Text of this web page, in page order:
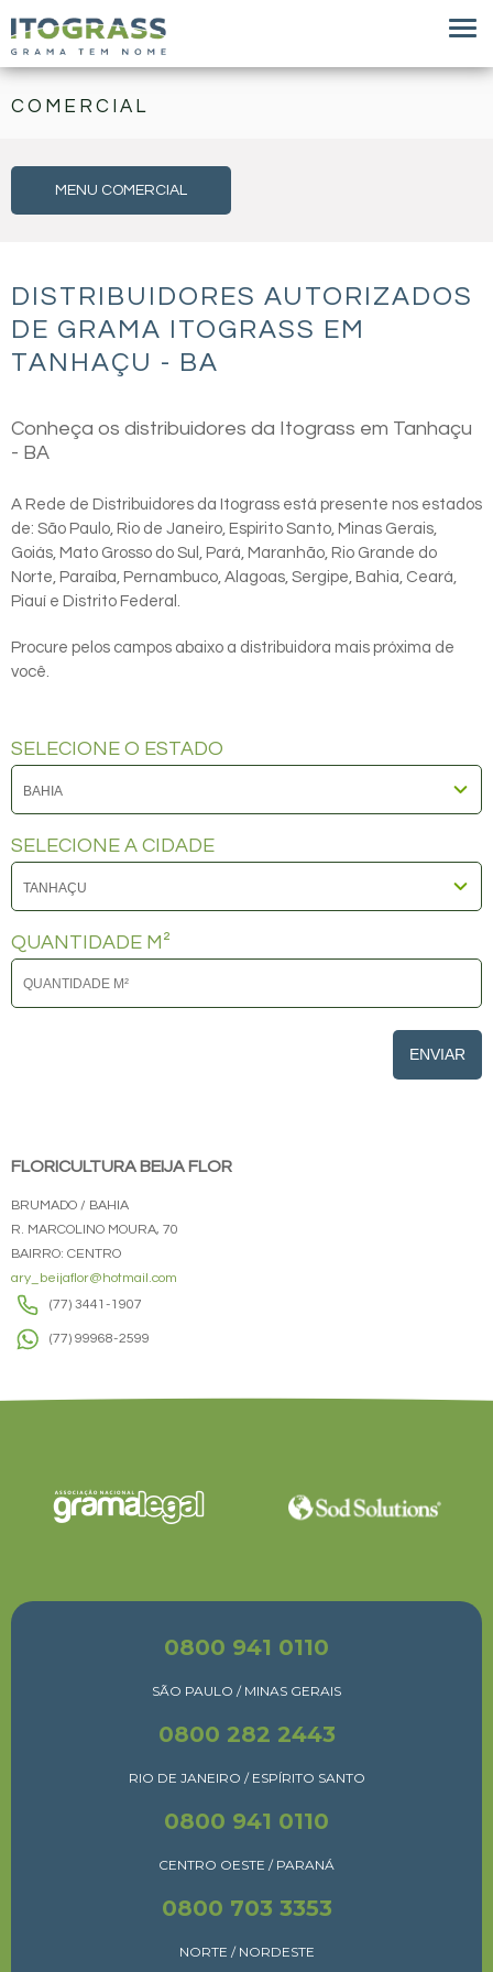
COMERCIAL
MENU COMERCIAL
DISTRIBUIDORES AUTORIZADOS
DE GRAMA ITOGRASS EM
TANHAÇU - BA
Conheça os distribuidores da Itograss em Tanhaçu
- BA
A Rede de Distribuidores da Itograss está presente nos estados
de: São Paulo, Rio de Janeiro, Espirito Santo, Minas Gerais,
Goiás, Mato Grosso do Sul, Pará, Maranhão, Rio Grande do
Norte, Paraíba, Pernambuco, Alagoas, Sergipe, Bahia, Ceará,
Piauí e Distrito Federal.
Procure pelos campos abaixo a distribuidora mais próxima de
você.
SELECIONE O ESTADO
SELECIONE A CIDADE
QUANTIDADE M²
ENVIAR
FLORICULTURA BEIJA FLOR
BRUMADO / BAHIA
R. MARCOLINO MOURA, 70
BAIRRO: CENTRO
ary_beijaflor@hotmail.com
(77) 3441-1907
(77) 99968-2599
0800 941 0110
SÃO PAULO / MINAS GERAIS
0800 282 2443
RIO DE JANEIRO / ESPÍRITO SANTO
0800 941 0110
CENTRO OESTE / PARANÁ
0800 703 3353
NORTE / NORDESTE